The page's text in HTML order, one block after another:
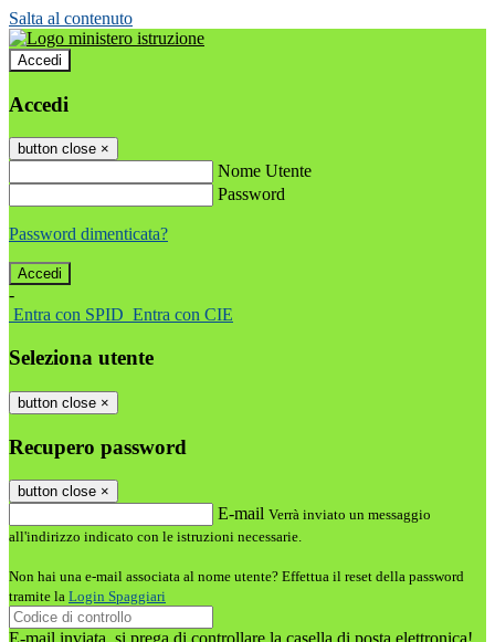
Salta al contenuto
Accedi
Accedi
button close ×
Nome Utente
Password
Password dimenticata?
-
Entra con SPID Entra con CIE
Seleziona utente
button close ×
Recupero password
button close ×
E-mail Verrà inviato un messaggio
all'indirizzo indicato con le istruzioni necessarie.
Non hai una e-mail associata al nome utente? Effettua il reset della password
tramite la Login Spaggiari